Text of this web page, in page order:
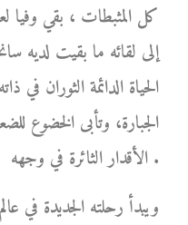
كل المثبطات ، بقي
إلى لقائه ما بقيت لديه
الحياة الدائمة الثوران في
الجبارة، وتأبى الخضوع
الأقدار الثائرة في وجهه .
ويبدأ رحلته الجديدة في